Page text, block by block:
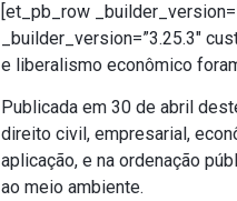
[et_pb_row
_builder_version=”3.25.3″
e liberalismo econômico
Publicada em 30 de abril
direito civil, empresarial,
aplicação, e na ordenação
ao meio ambiente.